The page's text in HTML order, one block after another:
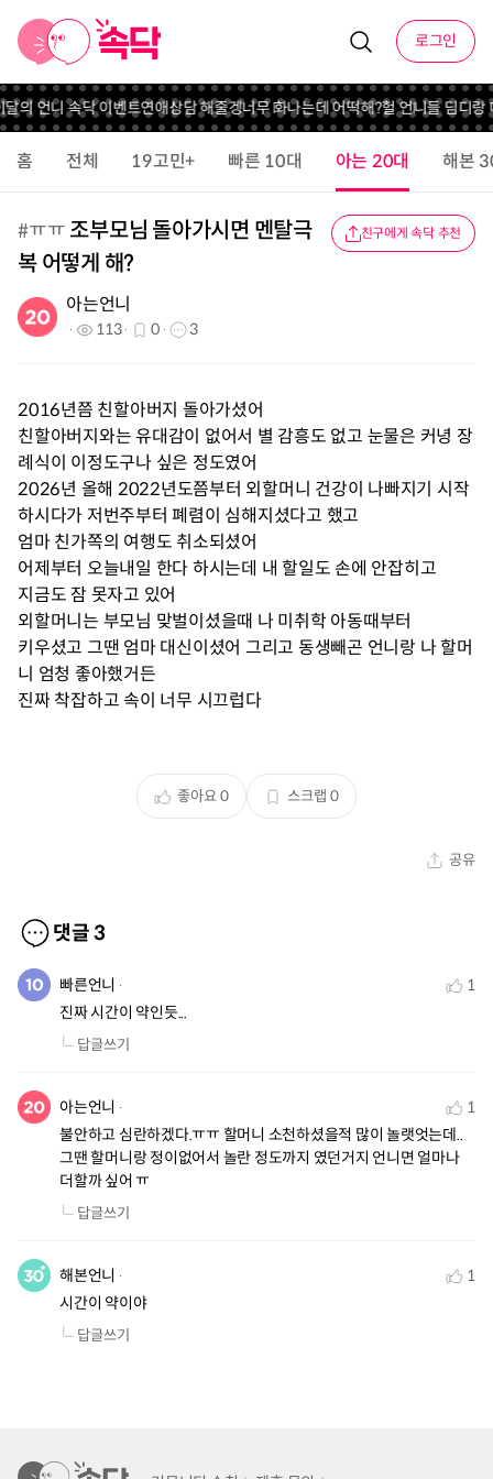
로그인
의 언니 속닥 이벤트연애상담 해줄겡너무 화나는데 어떡해?헐 언니들 딤디랑
홈 전체 19고민+ 빠른 10대 아는 20대 해본
#ㅠㅠ 조부모님 돌아가시면 멘탈극
복 어떻게 해?
친구에게 속닥 추천
아는언니
113 0 3
2016년쯤 친할아버지 돌아가셨어
친할아버지와는 유대감이 없어서 별 감흥도 없고 눈물은 커녕 장
례식이 이정도구나 싶은 정도였어
2026년 올해 2022년도쯤부터 외할머니 건강이 나빠지기 시작
하시다가 저번주부터 폐렴이 심해지셨다고 했고
엄마 친가쪽의 여행도 취소되셨어
어제부터 오늘내일 한다 하시는데 내 할일도 손에 안잡히고
지금도 잠 못자고 있어
외할머니는 부모님 맞벌이셨을때 나 미취학 아동때부터
키우셨고 그땐 엄마 대신이셨어 그리고 동생빼곤 언니랑 나 할머
니 엄청 좋아했거든
진짜 착잡하고 속이 너무 시끄럽다
좋아요0 스크랩 0
공유
댓글3
빠른언니
1
진짜 시간이 약인듯...
답글쓰기
아는언니
1
불안하고 심란하겠다.ㅠㅠ 할머니 소천하셨을적 많이 놀랫엇는데..
그땐 할머니랑 정이없어서 놀란 정도까지 였던거지 언니면 얼마나
더할까 싶어 ㅠ
답글쓰기
해본언니
1
시간이 약이야
답글쓰기